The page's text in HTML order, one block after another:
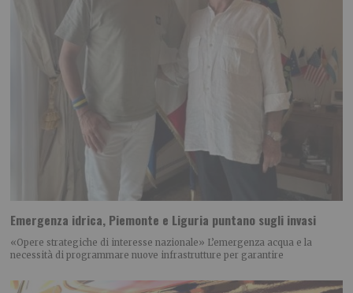
Emergenza idrica, Piemonte e Liguria puntano sugli invasi
«Opere strategiche di interesse nazionale» L’emergenza acqua e la
necessità di programmare nuove infrastrutture per garantire